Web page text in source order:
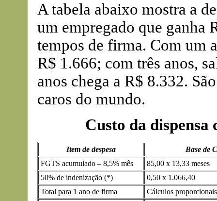
A tabela abaixo mostra a
um empregado que ganha
tempos de firma. Com um
R$ 1.666; com três anos,
anos chega a R$ 8.332.
caros do mundo.
Custo da dispensa
Item de despesa
Base de
FGTS acumulado – 8,5% mês
85,00 x 13,33 meses
50% de indenização (*)
0,50 x 1.066,40
Total para 1 ano de firma
Cálculos